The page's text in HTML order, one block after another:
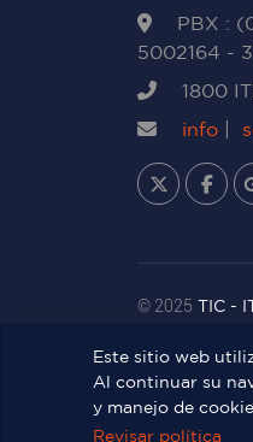
PBX :
5002164 -
1800
info
© 2025 TIC -
Este sitio web
Al continuar su
y manejo de
Revisar política
¡Éxito!
La convocatoria no está